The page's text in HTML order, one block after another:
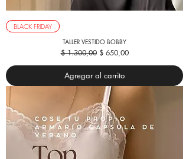
BLACK FRIDAY
TALLER VESTIDO BOBBY
Precio
$ 1.300,00 Precio de oferta
$ 650,00
Agregar al carrito